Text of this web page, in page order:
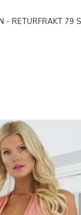
- RETURFRAKT 79